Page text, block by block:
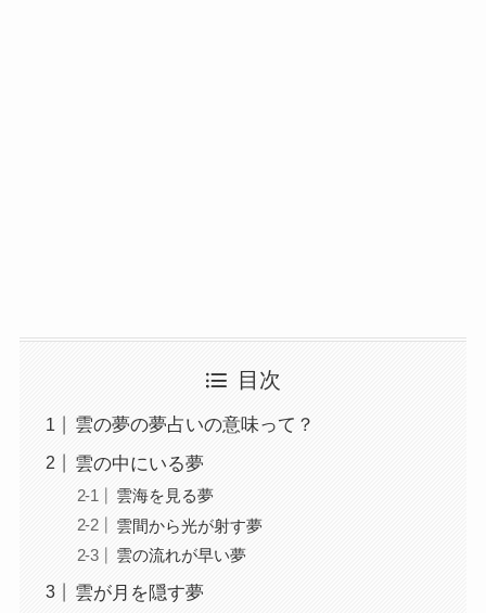
目次
雲の夢の夢占いの意味って？
雲の中にいる夢
雲海を見る夢
雲間から光が射す夢
雲の流れが早い夢
雲が月を隠す夢